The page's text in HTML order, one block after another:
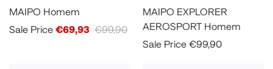
MAIPO Homem
Sale Price €69,93 €99,90
MAIPO EXPLORER
AEROSPORT Homem
Sale Price €99,90